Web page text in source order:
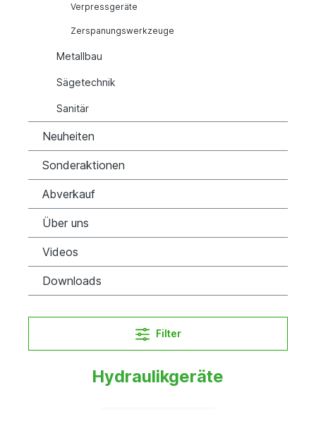
Verpressgeräte
Zerspanungswerkzeuge
Metallbau
Sägetechnik
Sanitär
Neuheiten
Sonderaktionen
Abverkauf
Über uns
Videos
Downloads
Filter
Hydraulikgeräte